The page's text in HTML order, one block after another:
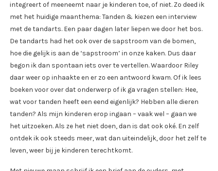
integreert of meeneemt naar je kinderen toe, of niet. Zo deed ik
met het huidige maanthema: Tanden & kiezen een interview
met de tandarts. Een paar dagen later liepen we door het bos.
De tandarts had het ook over de sapstroom van de bomen,
hoe die gelijk is aan de ‘sapstroom’ in onze kaken. Dus daar
begon ik dan spontaan iets over te vertellen. Waardoor Riley
daar weer op inhaakte en er zo een antwoord kwam. Of ik lees
boeken voor over dat onderwerp of ik ga vragen stellen: Hee,
wat voor tanden heeft een eend eigenlijk? Hebben alle dieren
tanden? Als mijn kinderen erop ingaan – vaak wel – gaan we
het uitzoeken. Als ze het niet doen, dan is dat ook oké. En zelf
ontdek ik ook steeds meer, wat dan uiteindelijk, door het zelf te
leven, weer bij je kinderen terechtkomt.